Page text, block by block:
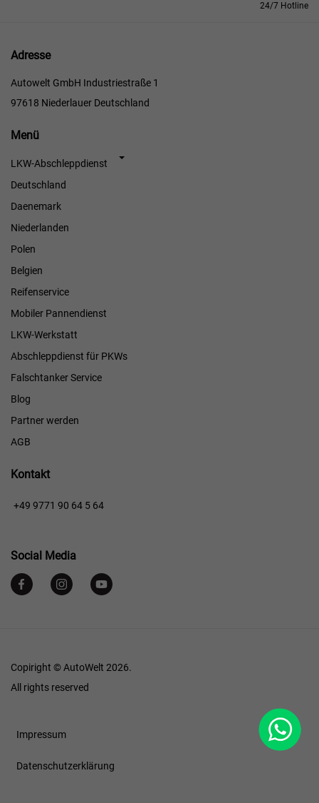
24/7 Hotline
Adresse
Autowelt GmbH Industriestraße 1
97618 Niederlauer Deutschland
Menü
Menü
LKW-Abschleppdienst
Deutschland
Daenemark
Niederlanden
Polen
Belgien
Reifenservice
Mobiler Pannendienst
LKW-Werkstatt
Abschleppdienst für PKWs
Falschtanker Service
Blog
Partner werden
AGB
Kontakt
+49 9771 90 64 5 64
Social Media
Copiright © AutoWelt 2026.
All rights reserved
WhatsApp
Footer
Impressum
Datenschutzerklärung